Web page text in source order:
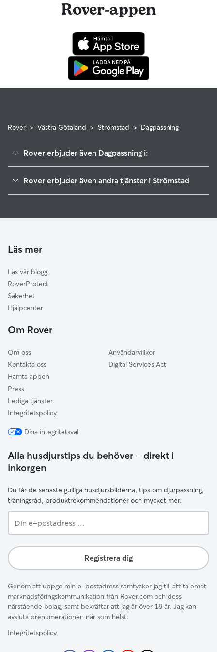
hända något under en bokning kan du vara trygg i vetskapen
om att ditt husdjur täcks av Rover-garantin och att du
Rover-appen
Rover > Västra Götaland > Strömstad > Dagpassning
Rover erbjuder även Dagpassning i:
Lysekil
Orust
Trollhättan
Säffle
Tjörn
Rover erbjuder även andra tjänster i Strömstad
Läs mer
Läs vår blogg
RoverProtect
Säkerhet
Hjälpcenter
Om Rover
Om oss
Kontakta oss
Hämta appen
Press
Lediga tjänster
Integritetspolicy
Användarvillkor
Digital Services Act
Dina integritetsval
Alla husdjurstips du behöver – direkt i
inkorgen
Du får de senaste gulliga husdjursbilderna, tips om djurpassning,
träningsråd, produktrekommendationer och mycket mer.
e-
...
Registrera dig
Genom att uppge min e-postadress samtycker jag till att ta emot
marknadsföringskommunikation från Rover.com och dess
närstående bolag, samt bekräftar att jag är över 18 år. Jag kan
avsluta prenumerationen när som helst.
Integritetspolicy